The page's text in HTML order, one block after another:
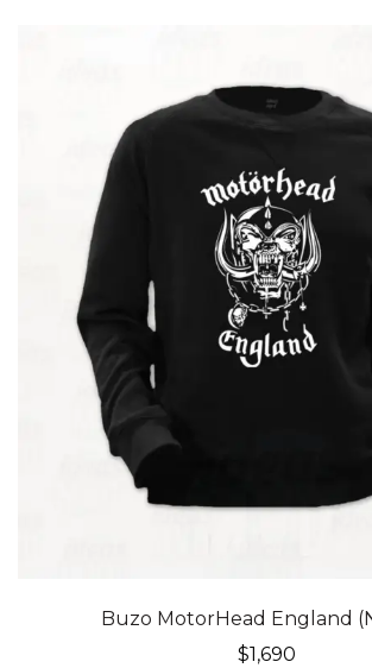
Buzo MotorHead England
$1,690